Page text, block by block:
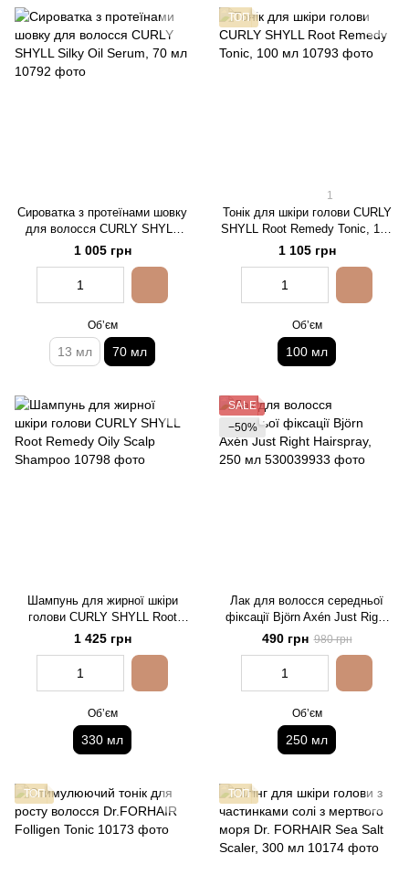
Сироватка з протеїнами шовку
для волосся CURLY SHYLL
Silky Oil Serum, 70 мл
1 005 грн
Обʼєм
13 мл 70 мл
ТОП
1
Тонік для шкіри голови CURLY
SHYLL Root Remedy Tonic, 100
мл
1 105 грн
Обʼєм
100 мл
Шампунь для жирної шкіри
голови CURLY SHYLL Root
Remedy Oily Scalp Shampoo
1 425 грн
Обʼєм
330 мл
SALE
−50%
Лак для волосся середньої
фіксації Björn Axén Just Right
Hairspray, 250 мл
490 грн 980 грн
Обʼєм
250 мл
ТОП ТОП